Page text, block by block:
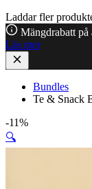
Laddar fler
Mängdrabatt
Läs mer
Bundles
Te & Snack
-11%
🔍